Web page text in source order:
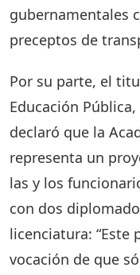
gubernamentales
preceptos de
Por su parte, el
Educación
declaró que la
representa un
las y los
con dos
licenciatura: “Este
vocación de que